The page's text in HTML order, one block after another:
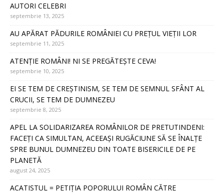
AUTORI CELEBRI
septembrie 13, 2025
AU APĂRAT PĂDURILE ROMÂNIEI CU PREȚUL VIEȚII LOR
septembrie 11, 2025
ATENȚIE ROMÂNI! NI SE PREGĂTEȘTE CEVA!
septembrie 10, 2025
EI SE TEM DE CREȘTINISM, SE TEM DE SEMNUL SFÂNT AL
CRUCII, SE TEM DE DUMNEZEU
septembrie 8, 2025
APEL LA SOLIDARIZAREA ROMÂNILOR DE PRETUTINDENI:
FACEȚI CA SIMULTAN, ACEEAȘI RUGĂCIUNE SĂ SE ÎNALȚE
SPRE BUNUL DUMNEZEU DIN TOATE BISERICILE DE PE
PLANETĂ
august 24, 2025
ACATISTUL = PETIȚIA POPORULUI ROMÂN CĂTRE